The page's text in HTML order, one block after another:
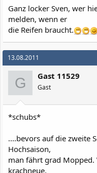
Ganz locker Sven, wer
melden, wenn er
die Reifen braucht.
13.08.2011
G Gast 11529
Gast
*schubs*
....bevors auf die zweite
Hochsaison,
man fährt grad Mopped.
krachneue,